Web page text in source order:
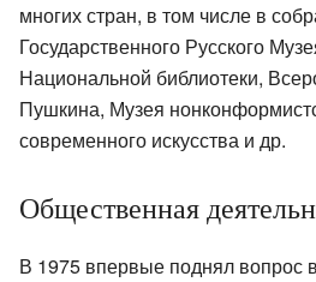
многих стран, в том числе в
Государственного Русского
Национальной библиотеки,
Пушкина, Музея
современного искусства и др.
Общественная
В 1975 впервые поднял вопрос